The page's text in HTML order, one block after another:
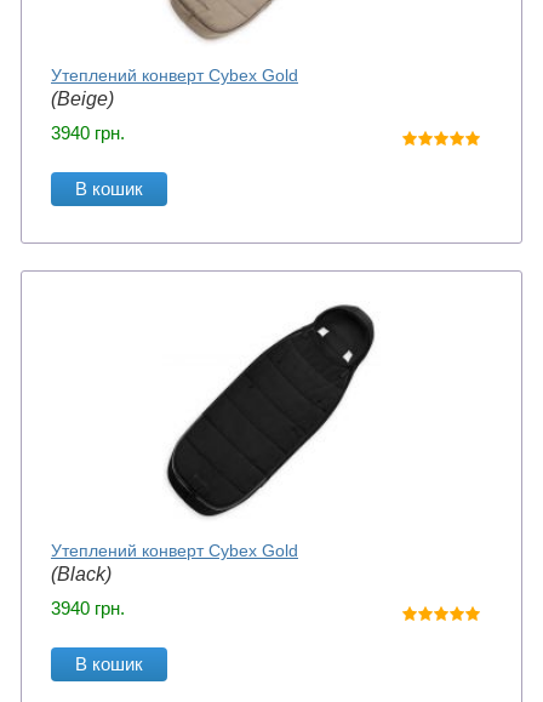
Утеплений конверт Cybex Gold
(Beige)
3940 грн.
В кошик
Утеплений конверт Cybex Gold
(Black)
3940 грн.
В кошик